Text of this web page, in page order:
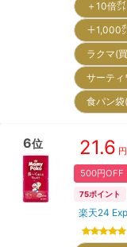
＋10倍
＋1,000
ラクマ(
サーテ
食パン
6位 21.6
500円OFF
75ポイント
楽天24